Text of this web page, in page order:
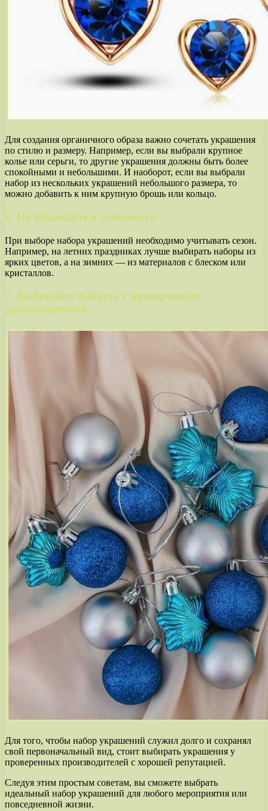
Для создания органичного образа важно сочетать украшения
по стилю и размеру. Например, если вы выбрали крупное
колье или серьги, то другие украшения должны быть более
спокойными и небольшими. И наоборот, если вы выбрали
набор из нескольких украшений небольшого размера, то
можно добавить к ним крупную брошь или кольцо.
6. Не забывайте о сезонности
При выборе набора украшений необходимо учитывать сезон.
Например, на летних праздниках лучше выбирать наборы из
ярких цветов, а на зимних — из материалов с блеском или
кристаллов.
7. Выбирайте наборы у проверенных
производителей
Для того, чтобы набор украшений служил долго и сохранял
свой первоначальный вид, стоит выбирать украшения у
проверенных производителей с хорошей репутацией.
Следуя этим простым советам, вы сможете выбрать
идеальный набор украшений для любого мероприятия или
повседневной жизни.